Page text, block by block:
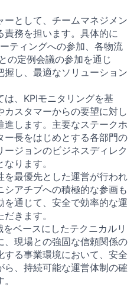
ーとして、チームマネジメン
責務を担います。具体的に
ティングへの参加、各物流
の定例会議の参加を通じ
し、最適なソリューション
、KPIモニタリングを基
スタマーからの要望に対し
します。主要なステークホ
ー長をはじめとする各部門の
ジョンのビジネスディレク
ります。
を最優先とした運営が行われ
アチブへの積極的な参画も
通じて、安全で効率的な運
きます。
ベースにしたテクニカルリ
、現場との強固な信頼関係の
る事業環境において、安全
、持続可能な運営体制の確